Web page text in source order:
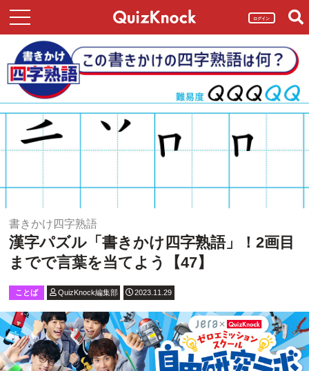
ログイン
書きかけ四字熟語
漢字パズル「書きかけ四字熟語」！2画目
までで言葉を当てよう【47】
ことば QuizKnock編集部 2023.11.29